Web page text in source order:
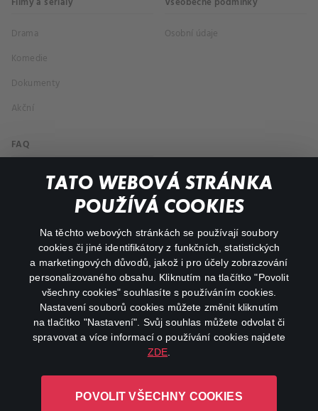
TATO WEBOVÁ STRÁNKA
POUŽÍVÁ COOKIES
Na těchto webových stránkách se používají soubory
cookies či jiné identifikátory z funkčních, statistických
a marketingových důvodů, jakož i pro účely zobrazování
personalizovaného obsahu. Kliknutím na tlačítko "Povolit
všechny cookies" souhlasíte s používáním cookies.
Nastavení souborů cookies můžete změnit kliknutím
na tlačítko "Nastavení". Svůj souhlas můžete odvolat či
spravovat a více informací o používání cookies najdete
ZDE
POVOLIT VŠECHNY COOKIES
Drama
Komedie
Dokumenty
Akční
Osobní údaje
FAQ
Můj účet
Důležité odkazy
facebookinstagram
youtube
L-1246 Luxembourg R.C.S.